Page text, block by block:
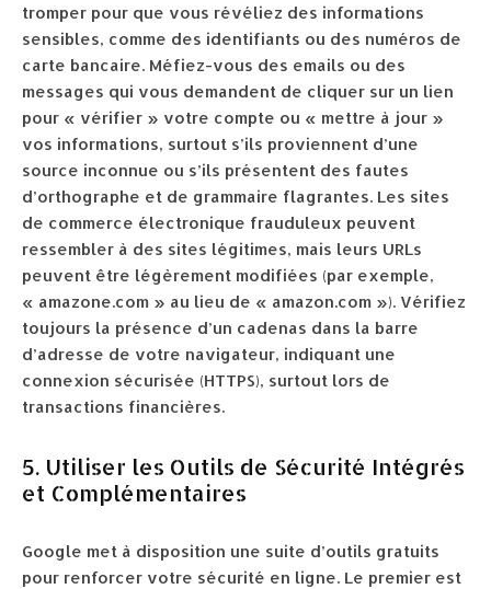
tromper pour que vous révéliez des informations
sensibles, comme des identifiants ou des numéros de
carte bancaire. Méfiez-vous des emails ou des
messages qui vous demandent de cliquer sur un lien
pour « vérifier » votre compte ou « mettre à jour »
vos informations, surtout s’ils proviennent d’une
source inconnue ou s’ils présentent des fautes
d’orthographe et de grammaire flagrantes. Les sites
de commerce électronique frauduleux peuvent
ressembler à des sites légitimes, mais leurs URLs
peuvent être légèrement modifiées (par exemple,
« amazone.com » au lieu de « amazon.com »). Vérifiez
toujours la présence d’un cadenas dans la barre
d’adresse de votre navigateur, indiquant une
connexion sécurisée (HTTPS), surtout lors de
transactions financières.
5. Utiliser les Outils de Sécurité Intégrés
et Complémentaires
Google met à disposition une suite d’outils gratuits
pour renforcer votre sécurité en ligne. Le premier est